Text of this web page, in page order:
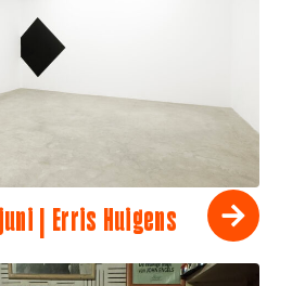
| Erris Huigens